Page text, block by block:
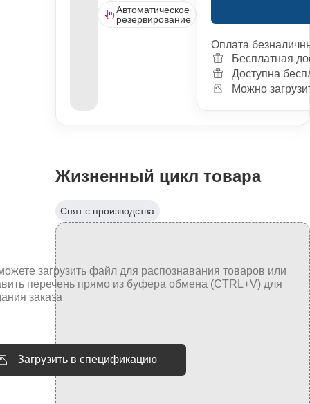
Автоматическое
резервирование
Оплата
Бесплатная
Доступна
Можно
Жизненный цикл товара
Снят с производства
Загрузить в спецификацию